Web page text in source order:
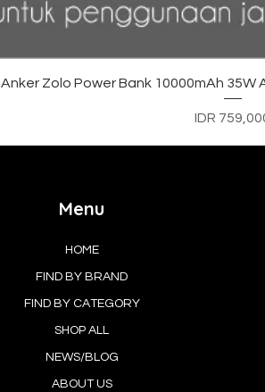
Quick View
Anker Zolo Power Bank 10000mAh 35W
Price
IDR
Menu
HOME
FIND BY BRAND
FIND BY CATEGORY
SHOP ALL
NEWS/BLOG
ABOUT US